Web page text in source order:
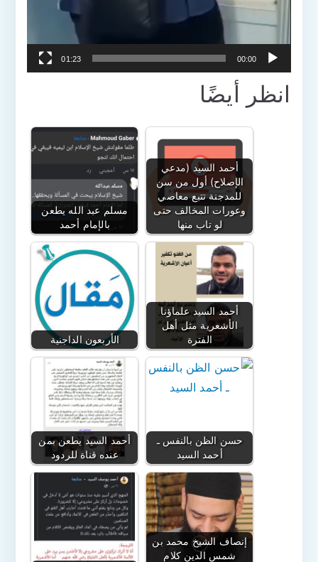
00:00
01:23
انظر أيضًا
مسلم عبد الله يطعن
بالإمام أحمد
أحمد السيد (مدعي
الإصلاح) أول من سن
للمدجنة تتبع معاصي
وعورات المخالف حتى
لو تاب منها
الأربعون الداجنية
أحمد السيد علماؤنا
الأشعرية مثل أهل
الفترة
أحمد السيد يطعن بمن
عنده قناة للردود
حسن الظن بالنفس ـ
أحمد السيد
إنصاف الشيخ محمد بن
شمس الدين كلام